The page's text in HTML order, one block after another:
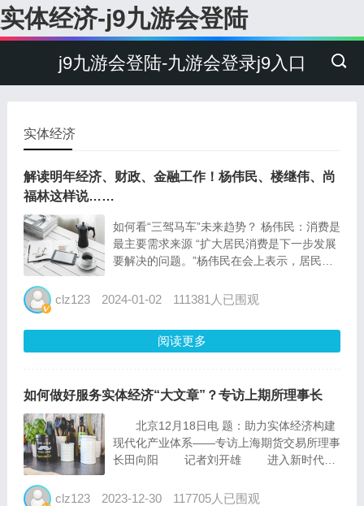
实体经济-j9九游会登陆
j9九游会登陆-九游会登录j9入口
实体经济
解读明年经济、财政、金融工作！杨伟民、楼继伟、尚
福林这样说……
如何看“三驾马车”未来趋势？ 杨伟民：消费是
最主要需求来源 “扩大居民消费是下一步发展
要解决的问题。”杨伟民在会上表示，居民消
响着当前经济运行，也关系着长远发展。 杨
仍然会继续保...
clz123 2024-01-02 111381人已围观
阅读更多
如何做好服务实体经济“大文章”？专访上期所理事长
北京12月18日电 题：助力实体经济构建
现代化产业体系――专访上海期货交易所理事
长田向阳 记者刘开雄 进入新时代，
下，我国期货市场取得了长足进展，走出了一
clz123 2023-12-30 117705人已围观